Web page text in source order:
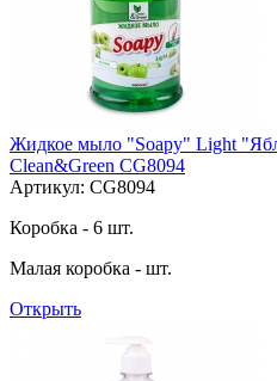
Жидкое мыло "Soapy" Light
Clean&Green CG8094
Артикул: CG8094
Коробка - 6 шт.
Малая коробка - шт.
Открыть